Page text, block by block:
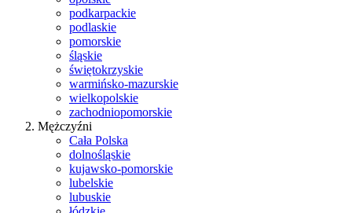
podkarpackie
podlaskie
pomorskie
śląskie
świętokrzyskie
warmińsko-mazurskie
wielkopolskie
zachodniopomorskie
Mężczyźni
Cała Polska
dolnośląskie
kujawsko-pomorskie
lubelskie
lubuskie